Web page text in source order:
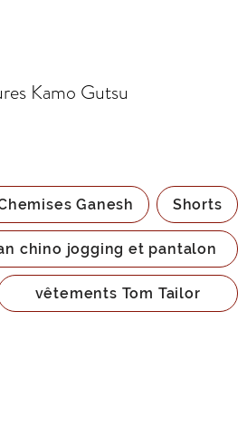
Kamo Gutsu
Ganesh Shorts
chino jogging et pantalon
vêtements Tom Tailor